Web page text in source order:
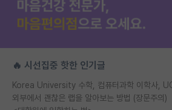
🔥 시선집중 핫한 인기글
외부에서 괜찮은 랩을 알아보는 방법 (장문주의)